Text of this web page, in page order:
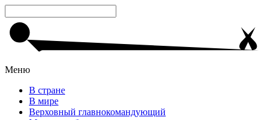
Меню
В стране
В мире
Верховный главнокомандующий